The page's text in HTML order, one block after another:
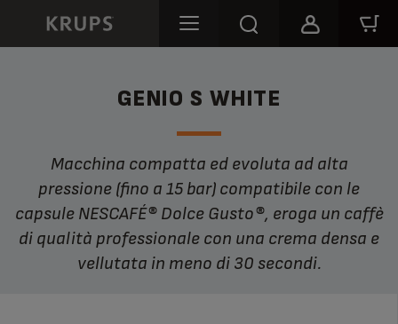
GENIO S WHITE
Macchina compatta ed evoluta ad alta
pressione (fino a 15 bar) compatibile con le
capsule NESCAFÉ® Dolce Gusto®, eroga un caffè
di qualità professionale con una crema densa e
vellutata in meno di 30 secondi.